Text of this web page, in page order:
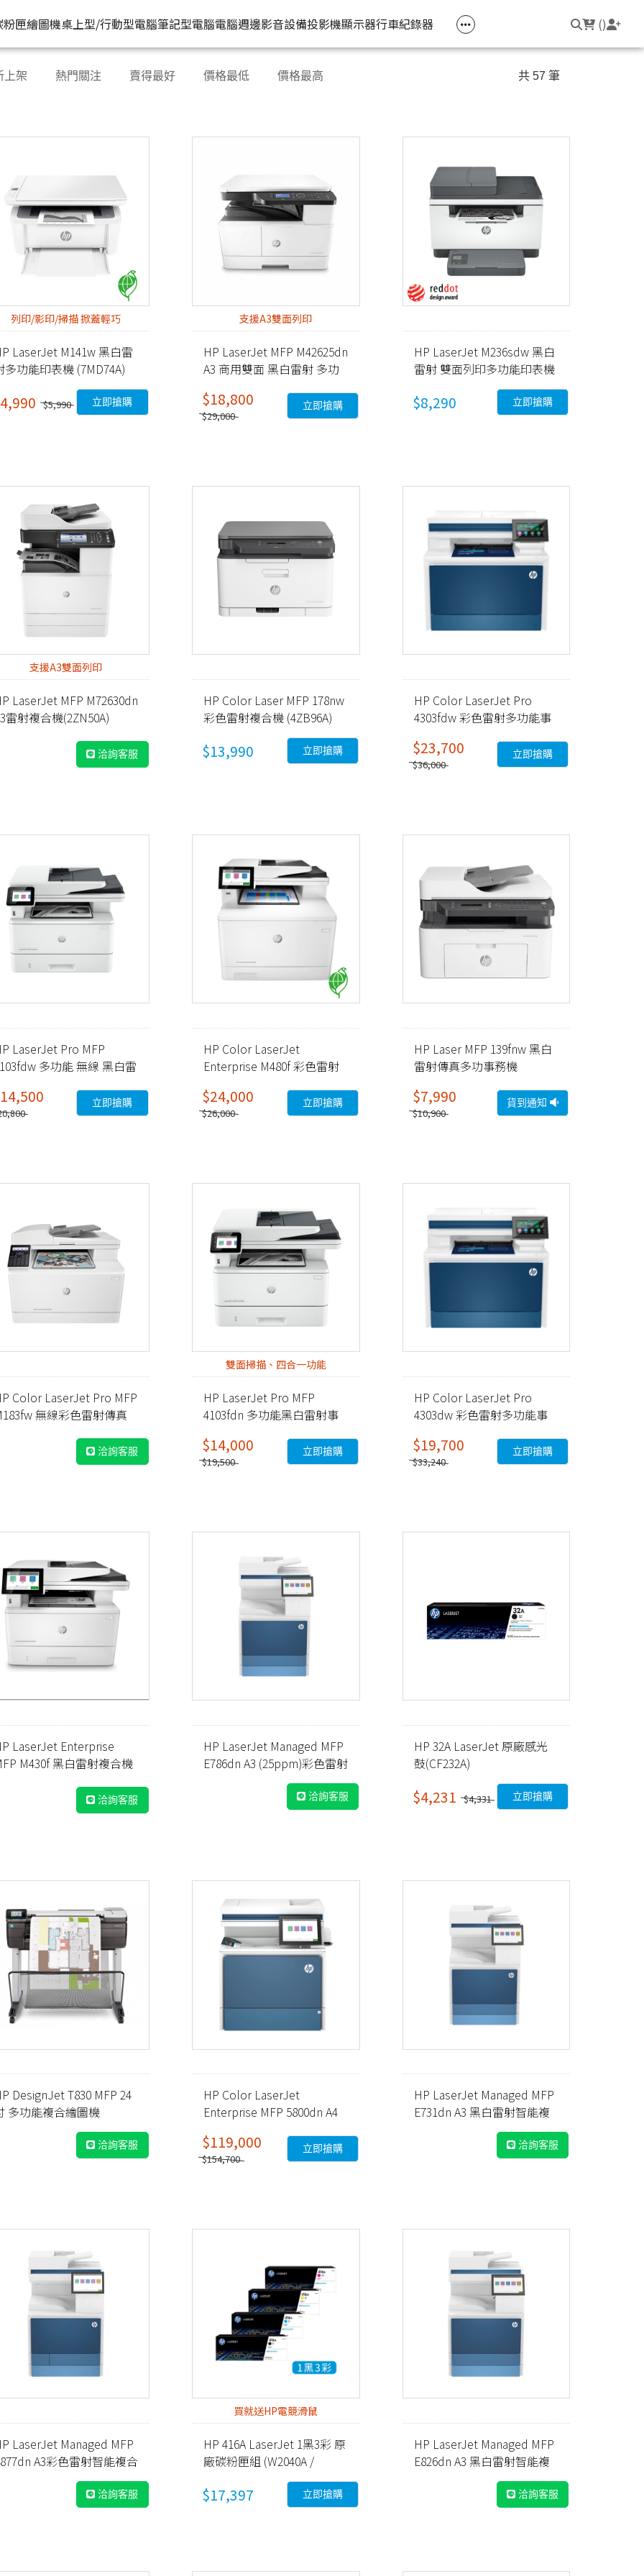
推薦好友回饋
表機
按系列
商用
設計工程用
按功能
多功能事務機
單功能掃描器
其他附加功能
匣
匣
色
碳粉匣
按顏色
繪圖機桌上型/行動型電腦
桌上型工作站電腦
Z2
Z8
商務電腦
Elite系列
筆記型電腦
個人筆電
Pavilion 星鑽系列
OmniBook 系列
商用筆電
Elitebook 系列
ZBook 系列
OMEN
電腦包
觸控筆
變壓器
筆電支架
電腦週邊
儲存裝置
影音設備
耳機
無線耳機
投影機
簡報筆
顯示器行車紀錄器 ()
上架 熱門關注 賣得最好 價格最低 價格最高 共 57 筆
列印/影印/掃描 掀蓋輕巧
LaserJet M141w 黑白雷
多功能印表機 (7MD74A)
$5,990 立即搶購
支援A3雙面列印
HP LaserJet MFP M42625dn
A3 商用雙面 黑白雷射 多功
$18,800
$29,000
立即搶購
HP LaserJet M236sdw 黑白
雷射 雙面列印多功能印表機
$8,290 立即搶購
支援A3雙面列印
LaserJet MFP M72630dn
雷射複合機(2ZN50A)
洽詢客服
HP Color Laser MFP 178nw
彩色雷射複合機 (4ZB96A)
$13,990 立即搶購
HP Color LaserJet Pro
4303fdw 彩色雷射多功能事
$23,700
$36,000
立即搶購
LaserJet Pro MFP
多功能 無線 黑白雷
立即搶購
HP Color LaserJet
Enterprise M480f 彩色雷射
$24,000
$26,000
立即搶購
HP Laser MFP 139fnw 黑白
雷射傳真多功事務機
$7,990
$10,900
貨到通知
Color LaserJet Pro MFP
無線彩色雷射傳真
洽詢客服
雙面掃描、四合一功能
HP LaserJet Pro MFP
4103fdn 多功能黑白雷射事
$14,000
$19,500
立即搶購
HP Color LaserJet Pro
4303dw 彩色雷射多功能事
$19,700
$33,240
立即搶購
LaserJet Enterprise
M430f 黑白雷射複合機
洽詢客服
HP LaserJet Managed MFP
E786dn A3 (25ppm)彩色雷射
三合一複合機 (5QJ90A)
洽詢客服
HP 32A LaserJet 原廠感光
鼓(CF232A)
$4,231 $4,331 立即搶購
DesignJet T830 MFP 24
多功能複合繪圖機
洽詢客服
HP Color LaserJet
Enterprise MFP 5800dn A4
(6QN29A)
$119,000
$154,700
立即搶購
HP LaserJet Managed MFP
E731dn A3 黑白雷射智能複
洽詢客服
LaserJet Managed MFP
A3彩色雷射智能複合
洽詢客服
買就送HP電競滑鼠
HP 416A LaserJet 1黑3彩 原
廠碳粉匣組 (W2040A /
W2041A / W2042A / W2043A)
$17,397 立即搶購
HP LaserJet Managed MFP
E826dn A3 黑白雷射智能複
洽詢客服